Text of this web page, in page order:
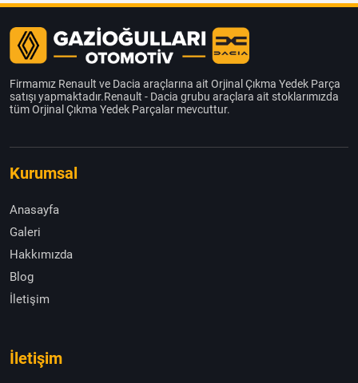
Firmamız Renault ve Dacia araçlarına ait Orjinal Çıkma Yedek Parça
satışı yapmaktadır.Renault - Dacia grubu araçlara ait stoklarımızda
tüm Orjinal Çıkma Yedek Parçalar mevcuttur.
Kurumsal
Anasayfa
Galeri
Hakkımızda
Blog
İletişim
İletişim